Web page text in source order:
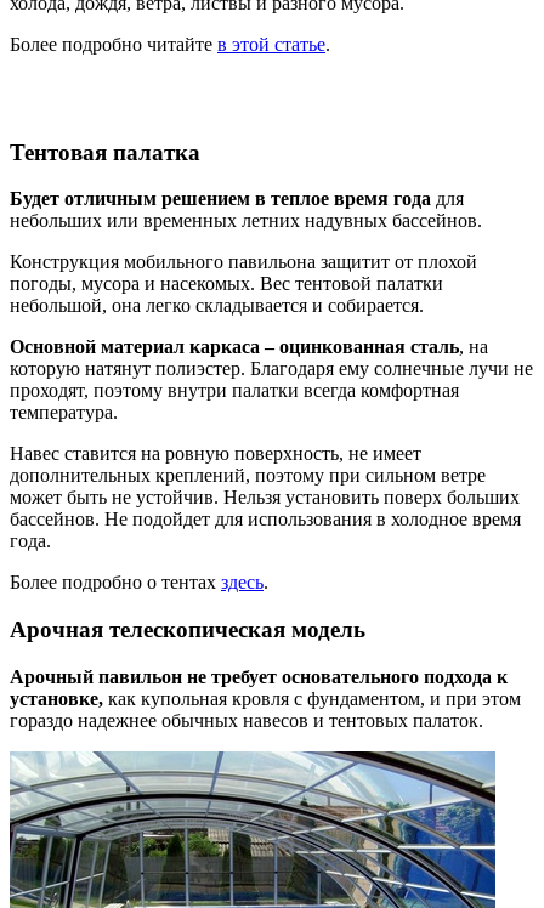
Более подробно читайте в этой статье.
Тентовая палатка
Будет отличным решением в теплое время года для
небольших или временных летних надувных бассейнов.
Конструкция мобильного павильона защитит от плохой
погоды, мусора и насекомых. Вес тентовой палатки
небольшой, она легко складывается и собирается.
Основной материал каркаса – оцинкованная сталь, на
которую натянут полиэстер. Благодаря ему солнечные лучи не
проходят, поэтому внутри палатки всегда комфортная
температура.
Навес ставится на ровную поверхность, не имеет
дополнительных креплений, поэтому при сильном ветре
может быть не устойчив. Нельзя установить поверх больших
бассейнов. Не подойдет для использования в холодное время
года.
Более подробно о тентах здесь.
Арочная телескопическая модель
Арочный павильон не требует основательного подхода к
установке, как купольная кровля с фундаментом, и при этом
гораздо надежнее обычных навесов и тентовых палаток.